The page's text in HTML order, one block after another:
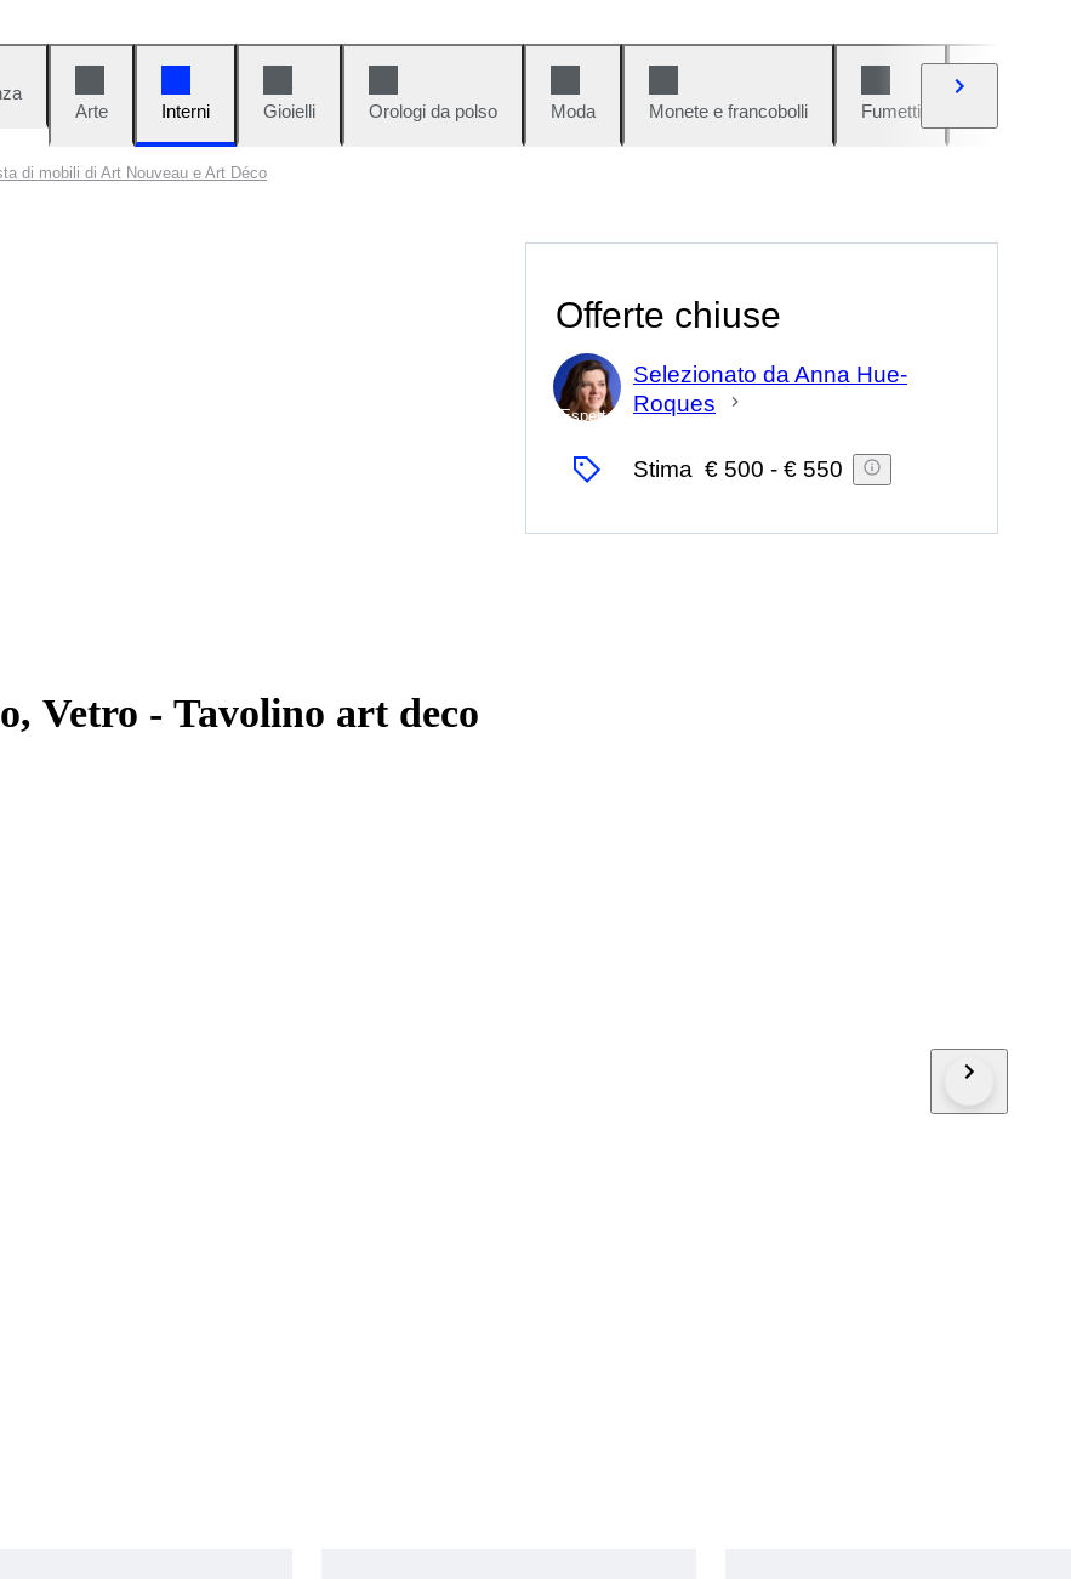
Arte
Interni Gioielli Orologi da polso Moda Monete e francobolli Fumetti
di mobili di Art Nouveau e Art Déco
Vetro - Tavolino art deco
Offerte chiuse
Esperto
Selezionato da Anna Hue-
Roques
Stima € 500 - € 550